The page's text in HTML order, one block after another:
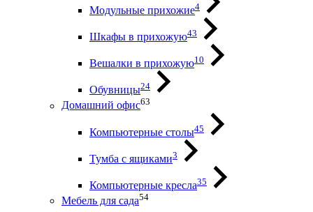
Модульные прихожие4
Шкафы в прихожую43
Вешалки в прихожую10
Обувницы24
Домашний офис63
Компьютерные столы45
Тумба с ящиками3
Компьютерные кресла35
Мебель для сада54